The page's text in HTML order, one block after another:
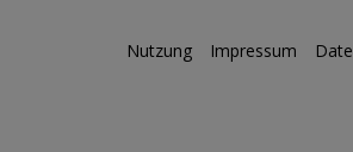
Nutzung Impressum